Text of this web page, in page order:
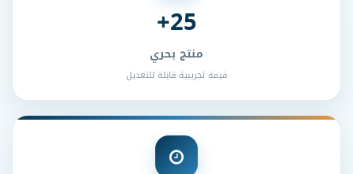
25+
منتج بحري
قيمة تجريبية قابلة للتعديل